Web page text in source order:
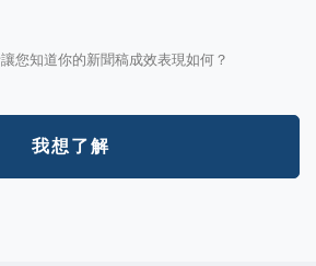
您知道你的新聞稿成效表現如何？
我想了解